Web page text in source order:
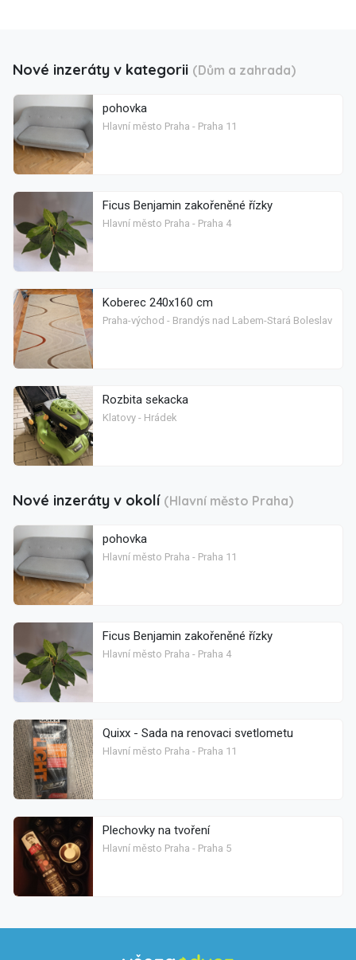
Nové inzeráty v kategorii (Dům a zahrada)
pohovka
Hlavní město Praha - Praha 11
Ficus Benjamin zakořeněné řízky
Hlavní město Praha - Praha 4
Koberec 240x160 cm
Praha-východ - Brandýs nad Labem-Stará Boleslav
Rozbita sekacka
Klatovy - Hrádek
Nové inzeráty v okolí (Hlavní město Praha)
pohovka
Hlavní město Praha - Praha 11
Ficus Benjamin zakořeněné řízky
Hlavní město Praha - Praha 4
Quixx - Sada na renovaci svetlometu
Hlavní město Praha - Praha 11
Plechovky na tvoření
Hlavní město Praha - Praha 5